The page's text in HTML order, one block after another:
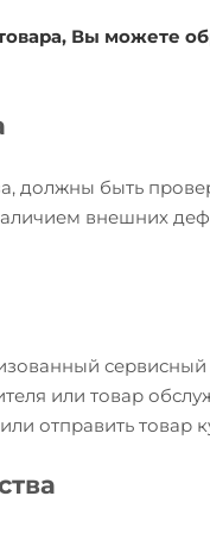
Вы можете
должны быть
внешних
или товар
отправить товар